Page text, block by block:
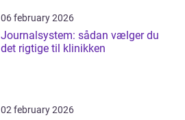
06 february 2026
Journalsystem: sådan vælger du
det rigtige til klinikken
02 february 2026